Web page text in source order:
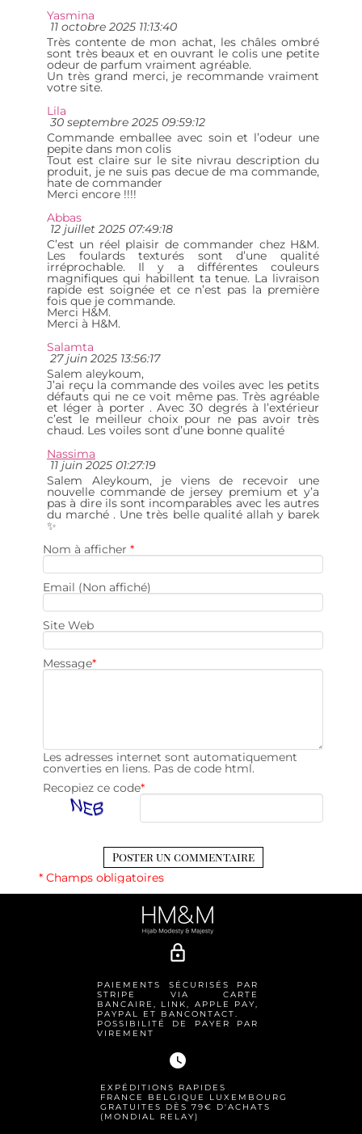
watch_later
EXPÉDITIONS RAPIDES
FRANCE BELGIQUE LUXEMBOURG
GRATUITES DÈS 79€ D'ACHATS
(MONDIAL RELAY)
lock_outline
PAIEMENTS SÉCURISÉS PAR
STRIPE VIA CARTE
BANCAIRE, LINK, APPLE PAY,
PAYPAL ET BANCONTACT.
POSSIBILITÉ DE PAYER PAR
VIREMENT
Yasmina
11 octobre 2025 11:13:40
Très contente de mon achat, les châles ombré
sont très beaux et en ouvrant le colis une petite
odeur de parfum vraiment agréable.
Un très grand merci, je recommande vraiment
votre site.
Lila
30 septembre 2025 09:59:12
Commande emballee avec soin et l’odeur une
pepite dans mon colis
Tout est claire sur le site nivrau description du
produit, je ne suis pas decue de ma commande,
hate de commander
Merci encore !!!!
Abbas
12 juillet 2025 07:49:18
C’est un réel plaisir de commander chez H&M.
Les foulards texturés sont d’une qualité
irréprochable. Il y a différentes couleurs
magnifiques qui habillent ta tenue. La livraison
rapide est soignée et ce n’est pas la première
fois que je commande.
Merci H&M.
Merci à H&M.
Salamta
27 juin 2025 13:56:17
Salem aleykoum,
J’ai reçu la commande des voiles avec les petits
défauts qui ne ce voit même pas. Très agréable
et léger à porter . Avec 30 degrés à l’extérieur
c’est le meilleur choix pour ne pas avoir très
chaud. Les voiles sont d’une bonne qualité
Nassima
11 juin 2025 01:27:19
Salem Aleykoum, je viens de recevoir une
nouvelle commande de jersey premium et y’a
pas à dire ils sont incomparables avec les autres
du marché . Une très belle qualité allah y barek
✨
Nom à afficher *
Email (Non affiché)
Site Web
Message*
Les adresses internet sont automatiquement
converties en liens. Pas de code html.
Recopiez ce code*
* Champs obligatoires